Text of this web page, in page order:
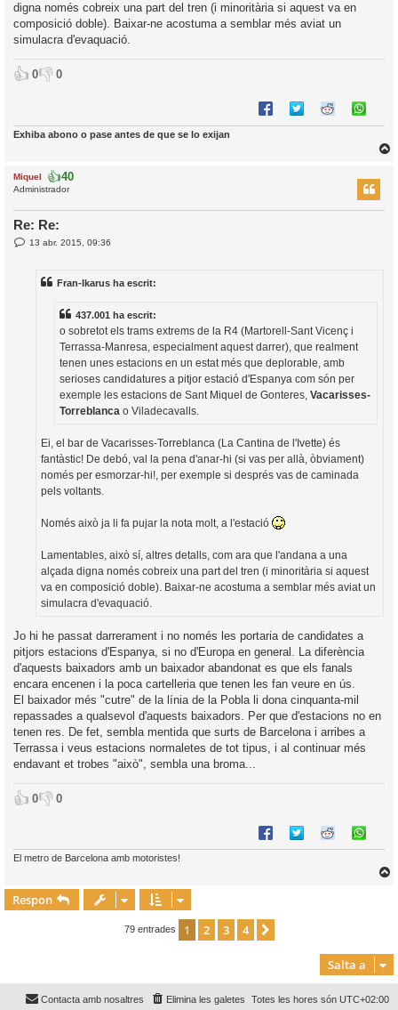
digna només cobreix una part del tren (i minoritària si aquest va en
composició doble). Baixar-ne acostuma a semblar més aviat un
simulacra d'evaquació.
👍 0👎 0
Exhiba abono o pase antes de que se lo exijan
Miquel 👍40
Administrador
Re: Re:
E13 abr. 2015, 09:36
Fran-Ikarus ha escrit:
437.001 ha escrit:
o sobretot els trams extrems de la R4 (Martorell-Sant Vicenç i
Terrassa-Manresa, especialment aquest darrer), que realment
tenen unes estacions en un estat més que deplorable, amb
serioses candidatures a pitjor estació d'Espanya com són per
exemple les estacions de Sant Miquel de Gonteres, Vacarisses-
Torreblanca o Viladecavalls.
Ei, el bar de Vacarisses-Torreblanca (La Cantina de l'Ivette) és
fantàstic! De debó, val la pena d'anar-hi (si vas per allà, òbviament)
només per esmorzar-hi!, per exemple si després vas de caminada
pels voltants.
Només això ja li fa pujar la nota molt, a l'estació
Lamentables, això sí, altres detalls, com ara que l'andana a una
alçada digna només cobreix una part del tren (i minoritària si aquest
va en composició doble). Baixar-ne acostuma a semblar més aviat un
simulacra d'evaquació.
Jo hi he passat darrerament i no només les portaria de candidates a
pitjors estacions d'Espanya, si no d'Europa en general. La diferència
d'aquests baixadors amb un baixador abandonat es que els fanals
encara encenen i la poca cartelleria que tenen les fan veure en ús.
El baixador més "cutre" de la línia de la Pobla li dona cinquanta-mil
repassades a qualsevol d'aquests baixadors. Per que d'estacions no en
tenen res. De fet, sembla mentida que surts de Barcelona i arribes a
Terrassa i veus estacions normaletes de tot tipus, i al continuar més
endavant et trobes "això", sembla una broma...
👍 0👎 0
El metro de Barcelona amb motoristes!
a
’
Respon
79 entrades 1 2 3 4
Salta a
Totes les hores són UTC+02:00
Elimina les galetes
Contacta amb nosaltres